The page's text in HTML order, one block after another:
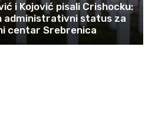
i Kojović pisali Crishocku:
administrativni status za
centar Srebrenica